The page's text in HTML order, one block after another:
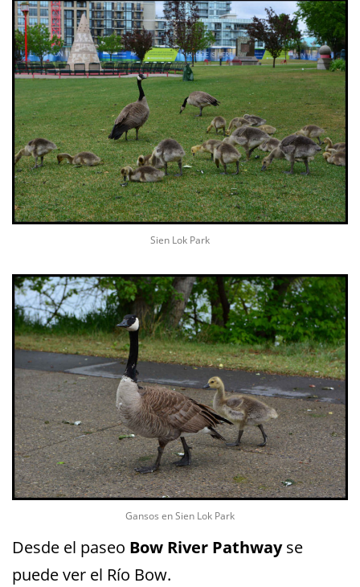
Sien Lok Park
Gansos en Sien Lok Park
Desde el paseo Bow River Pathwayse
puede ver el Río Bow.